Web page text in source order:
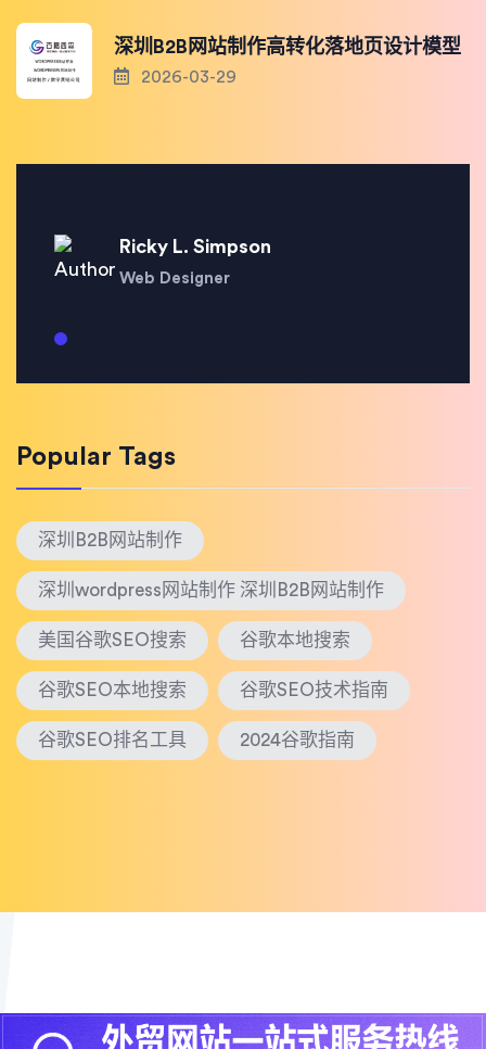
深圳B2B网站制作高转化落地页设计模型
2026-03-29
Ricky L. Simpson
Web Designer
Popular Tags
深圳B2B网站制作
深圳wordpress网站制作 深圳B2B网站制作
美国谷歌SEO搜索 谷歌本地搜索
谷歌SEO本地搜索 谷歌SEO技术指南
谷歌SEO排名工具 2024谷歌指南